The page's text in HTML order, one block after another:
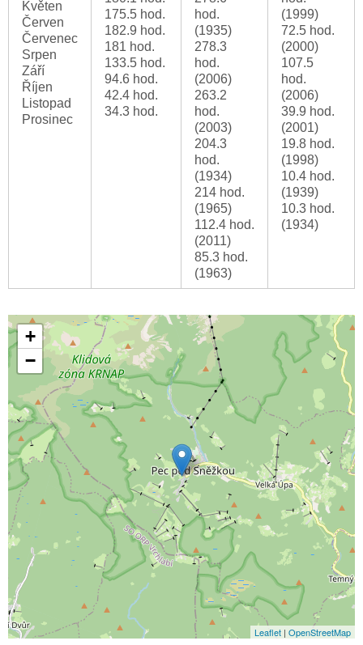
Květen
Červen
Červenec
Srpen
Září
Říjen
Listopad
Prosinec
175.5 hod.
182.9 hod.
181 hod.
133.5 hod.
94.6 hod.
42.4 hod.
34.3 hod.
hod.
(1935)
278.3
hod.
(2006)
263.2
hod.
(2003)
204.3
hod.
(1934)
214 hod.
(1965)
112.4 hod.
(2011)
85.3 hod.
(1963)
(1999)
72.5 hod.
(2000)
107.5
hod.
(2006)
39.9 hod.
(2001)
19.8 hod.
(1998)
10.4 hod.
(1939)
10.3 hod.
(1934)
+
−
Leaflet | OpenStreetMap